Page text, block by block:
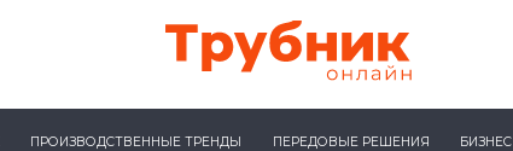
ПРОИЗВОДСТВЕННЫЕ ТРЕНДЫ ПЕРЕДОВЫЕ РЕШЕНИЯ БИЗНЕС